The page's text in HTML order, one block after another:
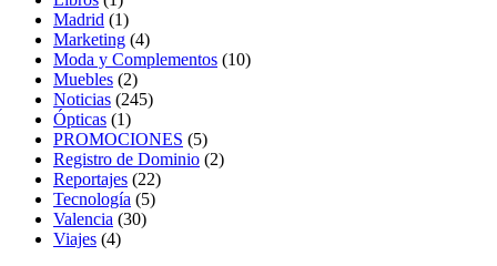
Madrid (1)
Marketing (4)
Moda y Complementos (10)
Muebles (2)
Noticias (245)
Ópticas (1)
PROMOCIONES (5)
Registro de Dominio (2)
Reportajes (22)
Tecnología (5)
Valencia (30)
Viajes (4)